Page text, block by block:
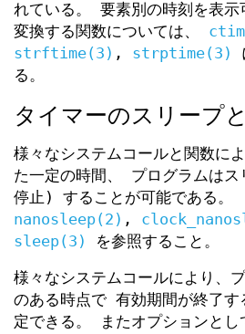
れている。 要素別の時刻を表示
変換する関数については、
strftime(3) , strptime(3)
る。
タイマーのスリープ
様々なシステムコールと関数に
た一定の時間、 プログラムは
停止) することが可能である。
nanosleep(2) ,
sleep(3)
を参照すること。
様々なシステムコールにより、
のある時点で 有効期間が終了す
定できる。 またオプションとし